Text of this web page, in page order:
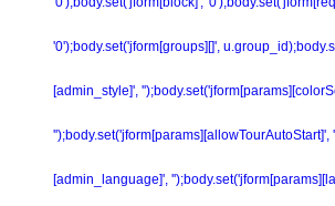
'0');body.set('jform[groups][]',
[admin_style]',
'');body.set('jform[params][allowTourAutoStart]',
[admin_language]',